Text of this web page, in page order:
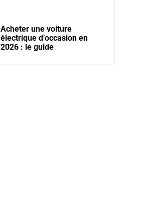
Acheter une voiture
électrique d’occasion en
2026 : le guide